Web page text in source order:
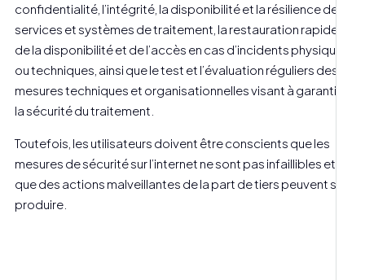
confidentialité, l’intégrité, la disponibilité et la résilience des
services et systèmes de traitement, la restauration rapide
de la disponibilité et de l’accès en cas d’incidents physiques
ou techniques, ainsi que le test et l’évaluation réguliers des
mesures techniques et organisationnelles visant à garantir
la sécurité du traitement.
Toutefois, les utilisateurs doivent être conscients que les
mesures de sécurité sur l’internet ne sont pas infaillibles et
que des actions malveillantes de la part de tiers peuvent se
produire.